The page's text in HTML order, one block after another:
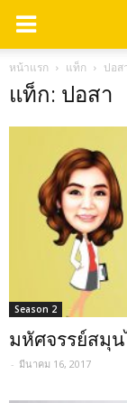
หน้าแรก แท็ก ปอส
แท็ก: ปอสา
Season 2
มหัศจรรย์สมุน
- มีนาคม 16, 2017